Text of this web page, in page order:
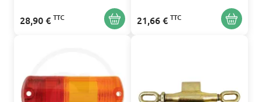
28,90 € TTC 21,66 € TTC